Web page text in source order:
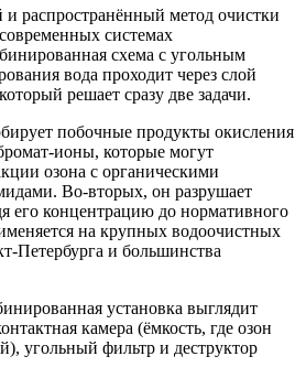
распространённый метод очистки
системах
схема с угольным
вода проходит через слой
решает сразу две задачи.
побочные продукты окисления
ионы, которые могут
озона с органическими
Во-вторых, он разрушает
его концентрацию до нормативного
на крупных водоочистных
Петербурга и большинства
установка выглядит
камера (ёмкость, где озон
угольный фильтр и деструктор